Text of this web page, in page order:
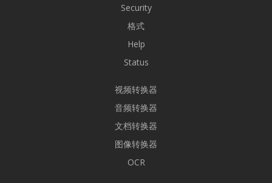
Security
格式
Help
Status
视频转换器
音频转换器
文档转换器
图像转换器
OCR